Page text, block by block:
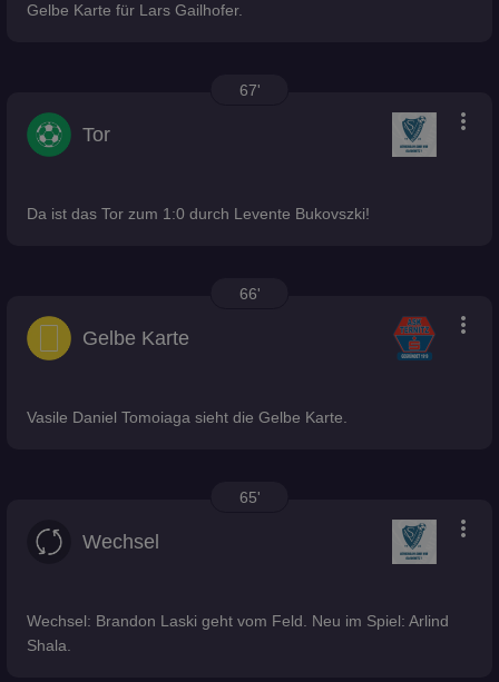
Gelbe Karte für Lars Gailhofer.
67'
Tor more_vert
Da ist das Tor zum 1:0 durch Levente Bukovszki!
66'
Gelbe Karte more_vert
Vasile Daniel Tomoiaga sieht die Gelbe Karte.
65'
Wechsel more_vert
Wechsel: Brandon Laski geht vom Feld. Neu im Spiel: Arlind
Shala.